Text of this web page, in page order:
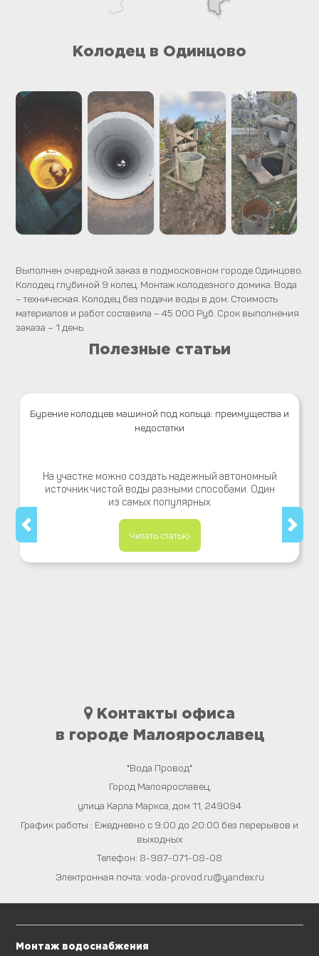
Колодец в Одинцово
Выполнен очередной заказ в подмосковном городе Одинцово.
Колодец глубиной 9 колец. Монтаж колодезного домика. Вода
– техническая. Колодец без подачи воды в дом. Стоимость
материалов и работ составила – 45 000 Руб. Срок выполнения
заказа – 1 день.
Полезные статьи
Бурение колодцев машиной под кольца: преимущества и
недостатки
На участке можно создать надежный автономный
источник чистой воды разными способами. Один
из самых популярных
Читать статью
Контакты офиса
в городе Малоярославец
"Вода Провод"
Город Малоярославец
улица Карла Маркса, дом 11 249094
График работы : Ежедневно с 9:00 до 20:00 без перерывов и
выходных
Телефон: 8-987-071-08-08
Электронная почта: voda-provod.ru@yandex.ru
Монтаж водоснабжения